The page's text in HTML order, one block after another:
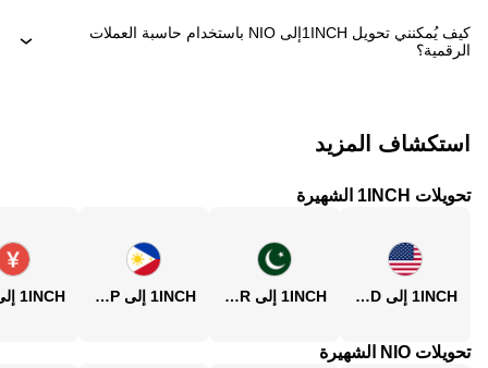
كيف يُمكنني تحويل ‏1INCHإلى ‏NIO باستخدام حاسبة العملات
الرقمية؟
استكشاف المزيد
تحويلات 1INCH الشهيرة
1INCH إلى USD 1INCH إلى PKR 1INCH إلى PHP
تحويلات NIO الشهيرة